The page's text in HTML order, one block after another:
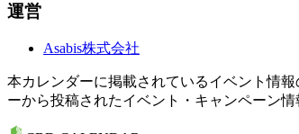
運営
Asabis株式会社
本カレンダーに掲載されているイベント情
ーから投稿されたイベント・キャンペーン